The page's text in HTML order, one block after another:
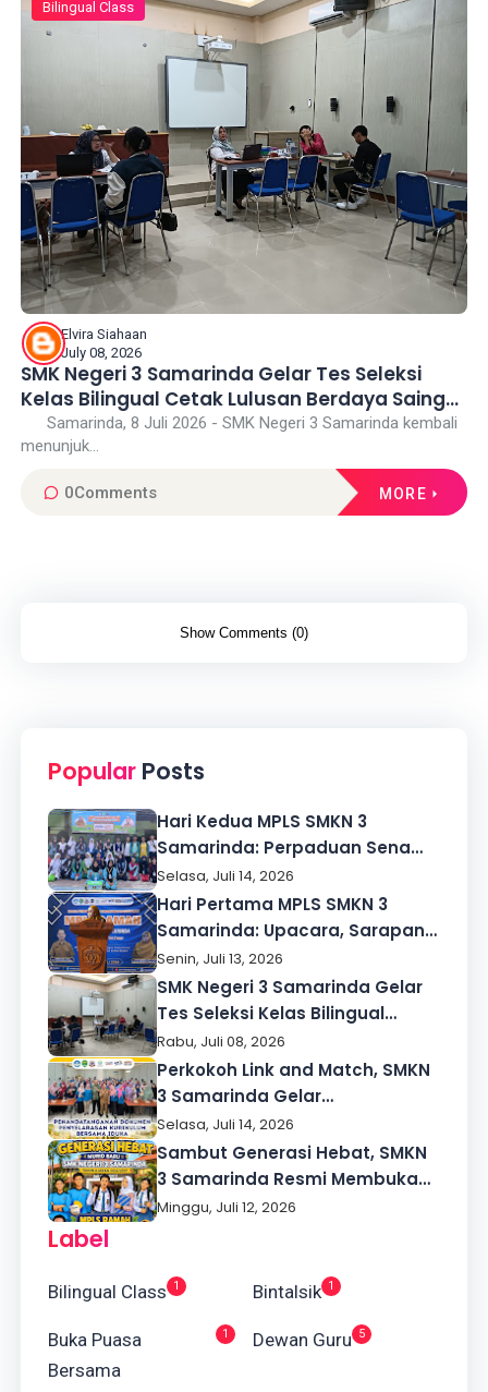
Bilingual Class
Elvira Siahaan
July 08, 2026
SMK Negeri 3 Samarinda Gelar Tes Seleksi
Kelas Bilingual Cetak Lulusan Berdaya Saing
Global
Samarinda, 8 Juli 2026 - SMK Negeri 3 Samarinda kembali
menunjuk...
0Comments MORE
Show Comments (0)
Popular Posts
Hari Kedua MPLS SMKN 3
Samarinda: Perpaduan Senam,
Tes Kebugaran, dan Penguatan
Karakter
Selasa, Juli 14, 2026
Hari Pertama MPLS SMKN 3
Samarinda: Upacara, Sarapan
Bersama, hingga Pengenalan
Digital
Senin, Juli 13, 2026
SMK Negeri 3 Samarinda Gelar
Tes Seleksi Kelas Bilingual
Cetak Lulusan Berdaya Saing
Global
Rabu, Juli 08, 2026
Perkokoh Link and Match, SMKN
3 Samarinda Gelar
Penyelarasan Kurikulum Satuan
Pendidikan dengan Industri
Dunia Kerja
Selasa, Juli 14, 2026
Sambut Generasi Hebat, SMKN
3 Samarinda Resmi Membuka
MPLS Ramah Tahun Ajaran
Minggu, Juli 12, 2026
Label
Bilingual Class 1 Bintalsik 1
Buka Puasa
Bersama
1 Dewan Guru 5